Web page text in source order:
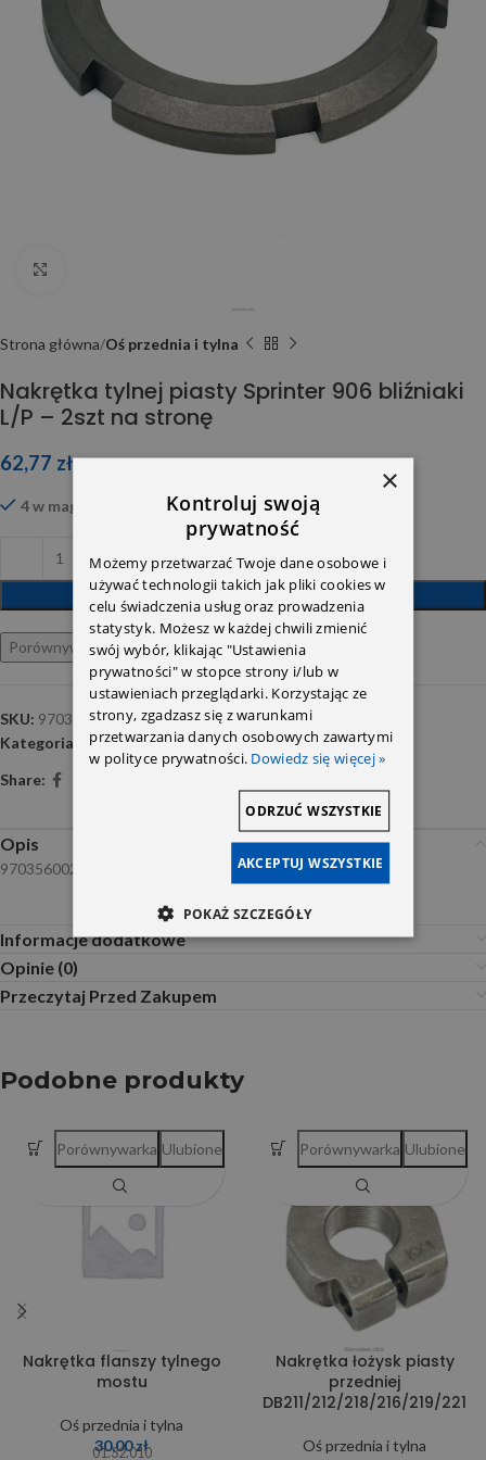
Strona główna Oś przednia i tylna
Nakrętka tylnej piasty Sprinter 906 bliźniaki
L/P – 2szt na stronę
62,77 zł
4 w magazynie
DODAJ DO KOSZYKA
Porównywarka Ulubione
SKU: 9703560026
Kategoria:
Oś przednia i tylna
Share:
Opis
9703560026
Informacje dodatkowe
Opinie (0)
Przeczytaj Przed Zakupem
Podobne produkty
Nakrętka flanszy tylnego
mostu
Oś przednia i tylna
30,00zł
01.32.010
Porównywarka Ulubione
Nakrętka łożysk piasty
przedniej
DB211/212/218/216/219/221
Oś przednia i tylna
Porównywarka Ulubione
×
Kontroluj swoją
prywatność
Możemy przetwarzać Twoje dane osobowe i
używać technologii takich jak pliki cookies w
celu świadczenia usług oraz prowadzenia
statystyk. Możesz w każdej chwili zmienić
swój wybór, klikając "Ustawienia
prywatności" w stopce strony i/lub w
ustawieniach przeglądarki. Korzystając ze
strony, zgadzasz się z warunkami
przetwarzania danych osobowych zawartymi
w polityce prywatności. Dowiedz się więcej »
AKCEPTUJ WSZYSTKIE
ODRZUĆ WSZYSTKIE
POKAŻ SZCZEGÓŁY